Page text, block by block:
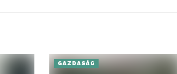
GAZDASÁG